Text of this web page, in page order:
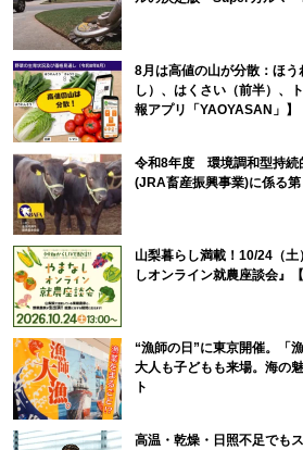
8月は高値の山が分散：ほ
し）、はくさい（前半）、
報アプリ「YAOYASAN」】
令和8年度 環境調和型持続
(JRA畜産振興事業)に係る
山梨暮らし満載！10/24（
しオンライン就農座談会』【
“漁師の日”に東京開催。「
大人も子どもも来場。海の
ト
高温・乾燥・日照不足でも